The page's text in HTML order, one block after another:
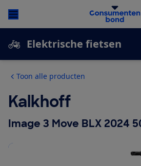
Elektrische fietsen
Toon alle producten
Kalkhoff
Image 3 Move BLX 2024